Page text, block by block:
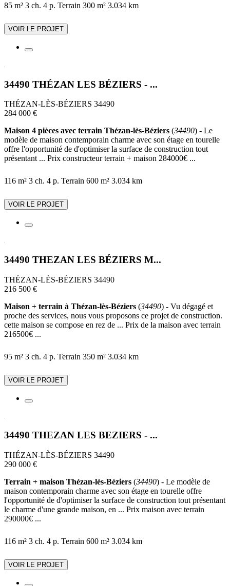
85 m² 3 ch. 4 p. Terrain 300 m² 3.034 km
VOIR LE PROJET
34490 THÉZAN LES BÉZIERS - ...
THÉZAN-LÈS-BÉZIERS 34490
284 000 €
Maison 4 pièces avec terrain Thézan-lès-Béziers (34490) - Le
modèle de maison contemporain charme avec son étage en tourelle
offre l'opportunité de d'optimiser la surface de construction tout
présentant ... Prix constructeur terrain + maison 284000€ ...
116 m² 3 ch. 4 p. Terrain 600 m² 3.034 km
VOIR LE PROJET
34490 THEZAN LES BÉZIERS M...
THÉZAN-LÈS-BÉZIERS 34490
216 500 €
Maison + terrain à Thézan-lès-Béziers (34490) - Vu dégagé et
proche des services, nous vous proposons ce projet de construction.
cette maison se compose en rez de ... Prix de la maison avec terrain
216500€ ...
95 m² 3 ch. 4 p. Terrain 350 m² 3.034 km
VOIR LE PROJET
34490 THEZAN LES BEZIERS - ...
THÉZAN-LÈS-BÉZIERS 34490
290 000 €
Terrain + maison Thézan-lès-Béziers (34490) - Le modèle de
maison contemporain charme avec son étage en tourelle offre
l'opportunité de d'optimiser la surface de construction tout présentant
le charme d'une grande maison, en ... Prix maison avec terrain
290000€ ...
116 m² 3 ch. 4 p. Terrain 600 m² 3.034 km
VOIR LE PROJET